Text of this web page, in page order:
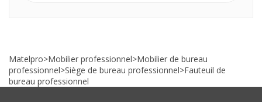
Matelpro>Mobilier professionnel>Mobilier de bureau
professionnel>Siège de bureau professionnel>Fauteuil de
bureau professionnel